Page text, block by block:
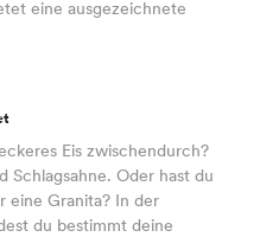
eine ausgezeichnete
Eis zwischendurch?
Schlagsahne. Oder hast du
eine Granita? In der
du bestimmt deine